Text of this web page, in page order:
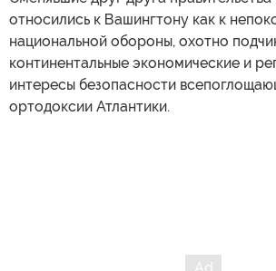
относились к Вашингтону как к
национальной обороны, охотно
континентальные экономические и
интересы безопасности
ортодоксии Атлантики.